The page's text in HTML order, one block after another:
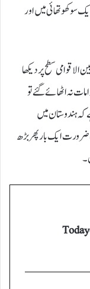
سوکھوتھائی میں اور
سطح پر دیکھا
نہ اٹھائے گئے تو
کہ ہندوستان میں
ضرورت ایک بار پھر بڑھ